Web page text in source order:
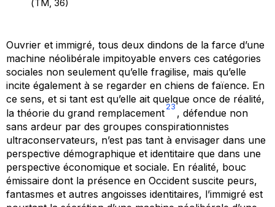
(TM, 36)
Ouvrier et immigré, tous deux dindons de la farce d’une
machine néolibérale impitoyable envers ces catégories
sociales non seulement qu’elle fragilise, mais qu’elle
incite également à se regarder en chiens de faïence. En
ce sens, et si tant est qu’elle ait quelque once de réalité,
la théorie du grand remplacement
23
, défendue non
sans ardeur par des groupes conspirationnistes
ultraconservateurs, n’est pas tant à envisager dans une
perspective démographique et identitaire que dans une
perspective économique et sociale. En réalité, bouc
émissaire dont la présence en Occident suscite peurs,
fantasmes et autres angoisses identitaires, l’immigré est